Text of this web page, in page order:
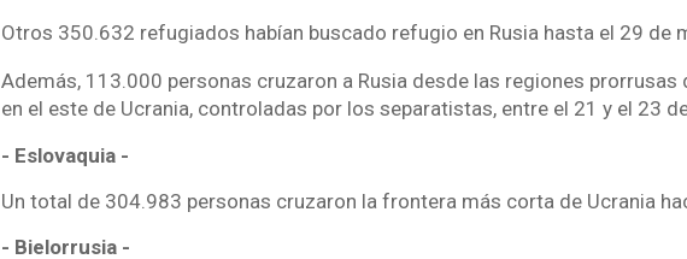
Otros 350.632 refugiados habían buscado refugio en Rusia hasta el 29 de
Además, 113.000 personas cruzaron a Rusia desde las regiones prorrusas
en el este de Ucrania, controladas por los separatistas, entre el 21 y el 23
- Eslovaquia -
Un total de 304.983 personas cruzaron la frontera más corta de Ucrania
- Bielorrusia -